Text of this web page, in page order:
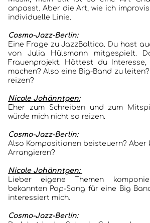
anpasst. Aber die Art, wie ich
individuelle Linie.
Cosmo-Jazz-Berlin:
Eine Frage zu JazzBaltica. Du hast
von Julia Hülsmann mitgespielt.
Frauenprojekt. Hättest du Interesse,
machen? Also eine Big-Band zu
reizen?
Nicole Johänntgen:
Eher zum Schreiben und zum
würde mich nicht so reizen.
Cosmo-Jazz-Berlin:
Also Kompositionen beisteuern? Aber
Arrangieren?
Nicole Johänntgen:
Lieber eigene Themen
bekannten Pop-Song für eine Big
interessiert mich.
Cosmo-Jazz-Berlin: